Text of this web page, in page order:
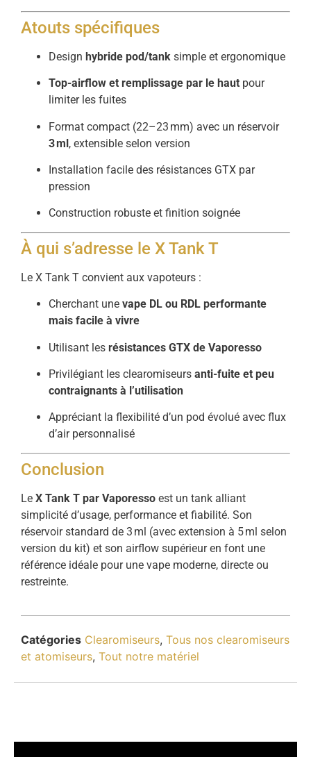
Atouts spécifiques
Design hybride pod/tank simple et ergonomique
Top-airflow et remplissage par le haut pour
limiter les fuites
Format compact (22–23 mm) avec un réservoir
3 ml, extensible selon version
Installation facile des résistances GTX par
pression
Construction robuste et finition soignée
À qui s’adresse le X Tank T
Le X Tank T convient aux vapoteurs :
Cherchant une vape DL ou RDL performante
mais facile à vivre
Utilisant les résistances GTX de Vaporesso
Privilégiant les clearomiseurs anti-fuite et peu
contraignants à l’utilisation
Appréciant la flexibilité d’un pod évolué avec flux
d’air personnalisé
Conclusion
Le X Tank T par Vaporesso est un tank alliant
simplicité d’usage, performance et fiabilité. Son
réservoir standard de 3 ml (avec extension à 5 ml selon
version du kit) et son airflow supérieur en font une
référence idéale pour une vape moderne, directe ou
restreinte.
Catégories Clearomiseurs, Tous nos clearomiseurs
et atomiseurs, Tout notre matériel